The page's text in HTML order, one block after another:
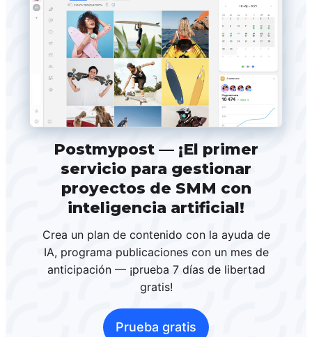
Postmypost — ¡El primer
servicio para gestionar
proyectos de SMM con
inteligencia artificial!
Crea un plan de contenido con la ayuda de
IA, programa publicaciones con un mes de
anticipación — ¡prueba 7 días de libertad
gratis!
Prueba gratis